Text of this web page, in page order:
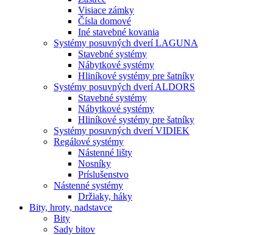
Visiace zámky
Čísla domové
Iné stavebné kovania
Systémy posuvných dverí LAGUNA
Stavebné systémy
Nábytkové systémy
Hliníkové systémy pre šatníky
Systémy posuvných dverí ALDORS
Stavebné systémy
Nábytkové systémy
Hliníkové systémy pre šatníky
Systémy posuvných dverí VIDIEK
Regálové systémy
Nástenné lišty
Nosníky
Príslušenstvo
Nástenné systémy
Držiaky, háky
Bity, hroty, nadstavce
Bity
Sady bitov